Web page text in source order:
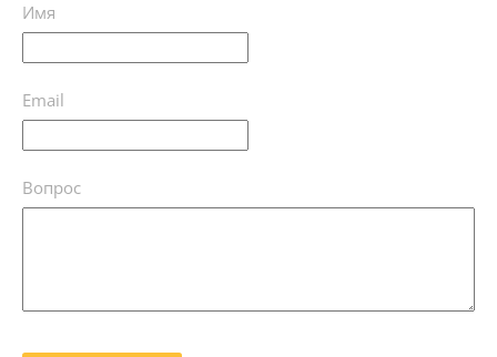
Имя
Email
Вопрос